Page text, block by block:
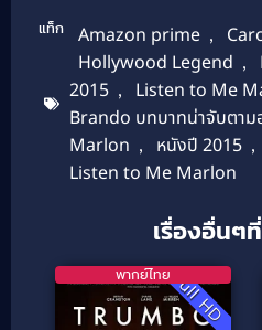
แท็ก Amazon prime ,
Hollywood Legend ,
2015 , Listen to Me
Brando บทบาทน่าจับตาม
Marlon , หนังปี 2015 ,
Listen to Me Marlon
เรื่องอื่นๆ
Full HD
พากย์ไทย